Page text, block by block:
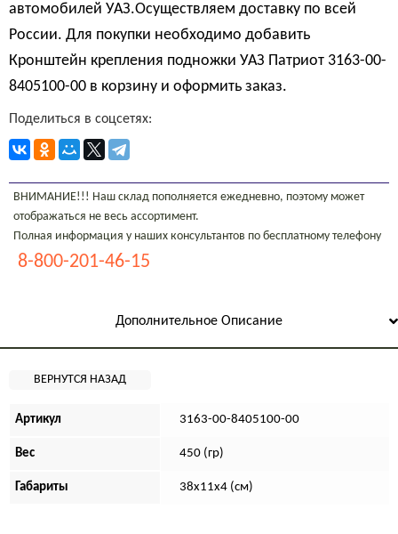
автомобилей УАЗ.Осуществляем доставку по всей
России. Для покупки необходимо добавить
Кронштейн крепления подножки УАЗ Патриот 3163-00-
8405100-00 в корзину и оформить заказ.
Поделиться в соцсетях:
ВНИМАНИЕ!!! Наш склад пополняется ежедневно, поэтому может
отображаться не весь ассортимент.
Полная информация у наших консультантов по бесплатному телефону
8-800-201-46-15
Дополнительное Описание
Артикул 3163-00-8405100-00
Вес 450 (гр)
Габариты 38х11х4 (см)